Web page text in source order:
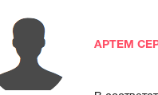
АРТЕМ